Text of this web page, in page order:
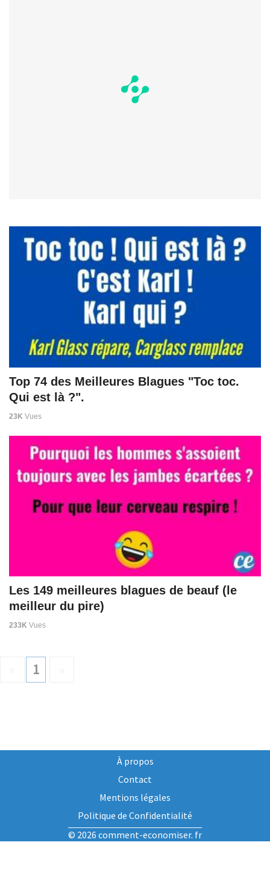
Top 74 des Meilleures Blagues "Toc toc.
Qui est là ?".
23K Vues
Les 149 meilleures blagues de beauf (le
meilleur du pire)
233K Vues
1
À propos
Contact
Mentions légales
Politique de Confidentialité
© 2026 comment-economiser. fr